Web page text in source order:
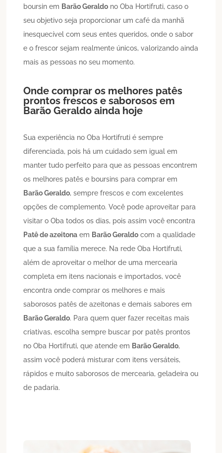
boursin em Barão Geraldo no Oba Hortifruti, caso o
seu objetivo seja proporcionar um café da manhã
inesquecível com seus entes queridos, onde o sabor
e o frescor sejam realmente únicos, valorizando ainda
mais as pessoas no seu momento.
Onde comprar os melhores patês
prontos frescos e saborosos em
Barão Geraldo ainda hoje
Sua experiência no Oba Hortifruti é sempre
diferenciada, pois há um cuidado sem igual em
manter tudo perfeito para que as pessoas encontrem
os melhores patês e boursins para comprar em
Barão Geraldo, sempre frescos e com excelentes
opções de complemento. Você pode aproveitar para
visitar o Oba todos os dias, pois assim você encontra
Patê de azeitona em Barão Geraldo com a qualidade
que a sua família merece. Na rede Oba Hortifruti,
além de aproveitar o melhor de uma mercearia
completa em itens nacionais e importados, você
encontra onde comprar os melhores e mais
saborosos patês de azeitonas e demais sabores em
Barão Geraldo. Para quem quer fazer receitas mais
criativas, escolha sempre buscar por patês prontos
no Oba Hortifruti, que atende em Barão Geraldo,
assim você poderá misturar com itens versáteis,
rápidos e muito saborosos de mercearia, geladeira ou
de padaria.